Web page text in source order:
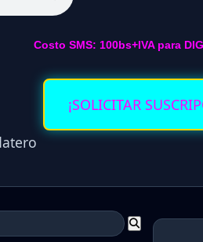
Costo SMS: 100bs+IVA para
¡SOLICITAR